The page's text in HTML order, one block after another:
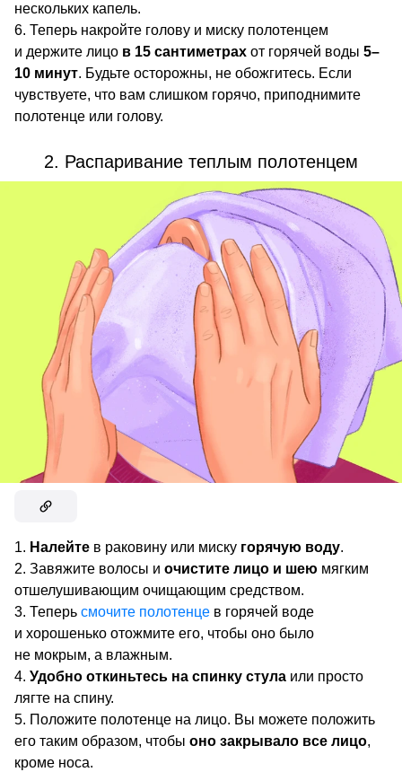
нескольких капель.
Теперь накройте голову и миску полотенцем
и держите лицо в 15 сантиметрах от горячей воды 5–
10 минут. Будьте осторожны, не обожгитесь. Если
чувствуете, что вам слишком горячо, приподнимите
полотенце или голову.
2. Распаривание теплым полотенцем
Налейте в раковину или миску горячую воду.
Завяжите волосы и очистите лицо и шею мягким
отшелушивающим очищающим средством.
Теперь смочите полотенце в горячей воде
и хорошенько отожмите его, чтобы оно было
не мокрым, а влажным.
Удобно откиньтесь на спинку стула или просто
лягте на спину.
Положите полотенце на лицо. Вы можете положить
его таким образом, чтобы оно закрывало все лицо,
кроме носа.